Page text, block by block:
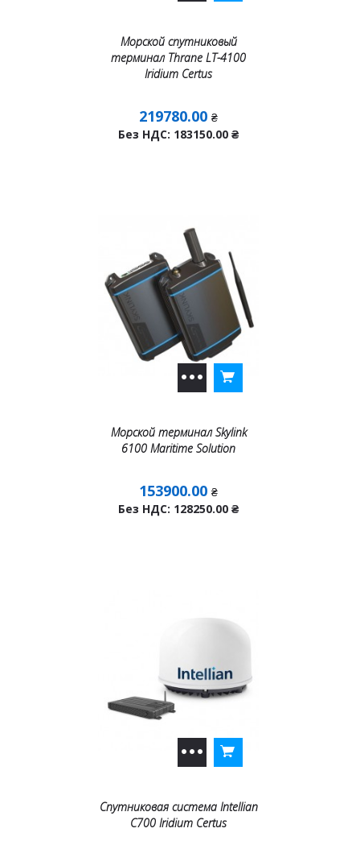
Морской спутниковый
терминал Thrane LT-4100
Iridium Certus
219780.00 ₴
Без НДС: 183150.00 ₴
Морской терминал Skylink
6100 Maritime Solution
153900.00 ₴
Без НДС: 128250.00 ₴
Спутниковая система Intellian
C700 Iridium Certus